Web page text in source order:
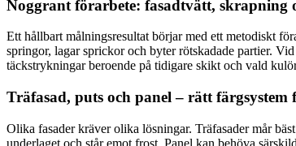
Noggrant förarbete: fasadtvätt, skrapning
Ett hållbart målningsresultat börjar med ett metodiskt
springor, lagar sprickor och byter rötskadade partier.
täckstrykningar beroende på tidigare skikt och vald
Träfasad, puts och panel – rätt
Olika fasader kräver olika lösningar. Träfasader mår
underlaget och står emot frost. Panel kan behöva